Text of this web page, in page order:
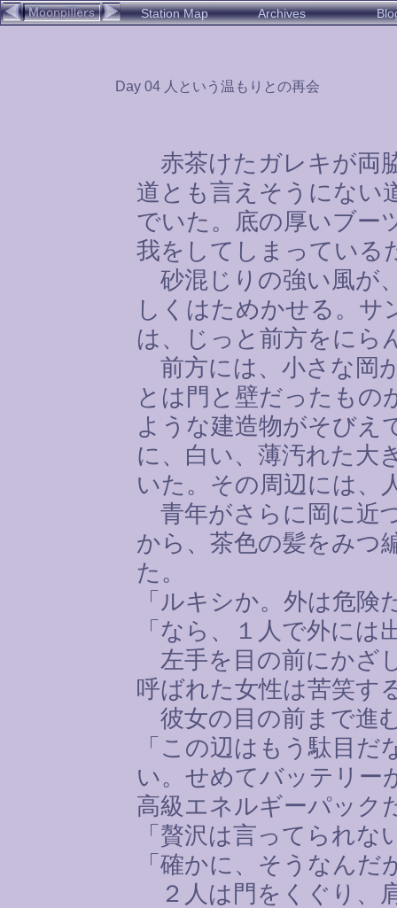
Station Map Archives
Day 04 人という温もりとの再会
赤茶けたガレキが両
道とも言えそうにない
でいた。底の厚いブー
我をしてしまっている
砂混じりの強い風が
しくはためかせる。サ
は、じっと前方をにら
前方には、小さな岡
とは門と壁だったもの
ような建造物がそびえ
に、白い、薄汚れた大
いた。その周辺には、
青年がさらに岡に近
から、茶色の髪をみつ
た。
「ルキシか。外は危険
「なら、１人で外には
左手を目の前にかざ
呼ばれた女性は苦笑す
彼女の目の前まで進
「この辺はもう駄目だ
い。せめてバッテリー
高級エネルギーパック
「贅沢は言ってられな
「確かに、そうなんだ
２人は門をくぐり、